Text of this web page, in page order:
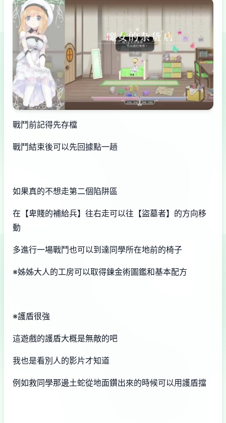
戰鬥前記得先存檔
戰鬥結束後可以先回據點一趟
如果真的不想走第二個陷阱區
在【卑賤的補給兵】往右走可以往【盜墓者】的方向移
動
多進行一場戰鬥也可以到達同學所在地前的椅子
※姊姊大人的工房可以取得鍊金術圖鑑和基本配方
※護盾很強
這遊戲的護盾大概是無敵的吧
我也是看別人的影片才知道
例如救同學那邊土蛇從地面鑽出來的時候可以用護盾擋